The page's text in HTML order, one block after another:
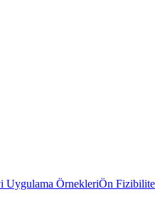
Uygulama ÖrnekleriÖn